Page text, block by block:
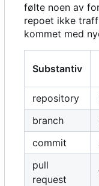
følte noen av
repoet ikke
kommet med
Substantiv
repository
branch
commit
pull
request